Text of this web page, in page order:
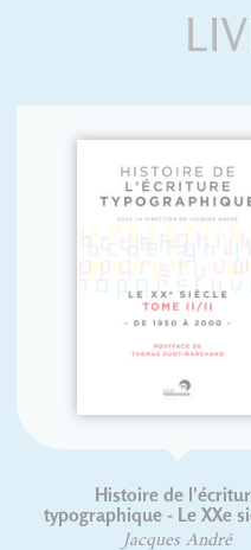
Histoire de l'écriture
typographique - Le XXe siècle
Jacques André